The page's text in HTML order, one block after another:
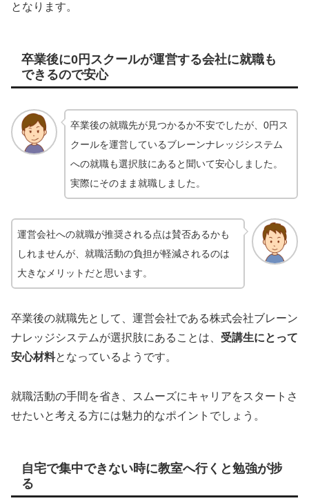
となります。
卒業後に0円スクールが運営する会社に就職も
できるので安心
卒業後の就職先が見つかるか不安でしたが、0円ス
クールを運営しているブレーンナレッジシステム
への就職も選択肢にあると聞いて安心しました。
実際にそのまま就職しました。
運営会社への就職が推奨される点は賛否あるかも
しれませんが、就職活動の負担が軽減されるのは
大きなメリットだと思います。
卒業後の就職先として、運営会社である株式会社ブレーン
ナレッジシステムが選択肢にあることは、 受講生にとって
安心材料となっているようです。
就職活動の手間を省き、スムーズにキャリアをスタートさ
せたいと考える方には魅力的なポイントでしょう。
自宅で集中できない時に教室へ行くと勉強が捗
る